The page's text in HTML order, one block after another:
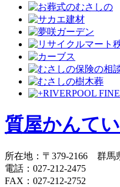
質屋かんて
所在地 ： 〒379-2166 群馬
電話 ： 027-212-2475
FAX ： 027-212-2752